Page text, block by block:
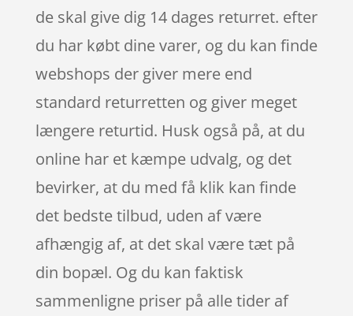
de skal give dig 14 dages returret. efter
du har købt dine varer, og du kan finde
webshops der giver mere end
standard returretten og giver meget
længere returtid. Husk også på, at du
online har et kæmpe udvalg, og det
bevirker, at du med få klik kan finde
det bedste tilbud, uden af være
afhængig af, at det skal være tæt på
din bopæl. Og du kan faktisk
sammenligne priser på alle tider af